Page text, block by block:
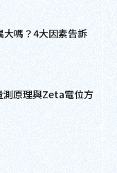
大嗎？4大因素告訴
測原理與Zeta電位方